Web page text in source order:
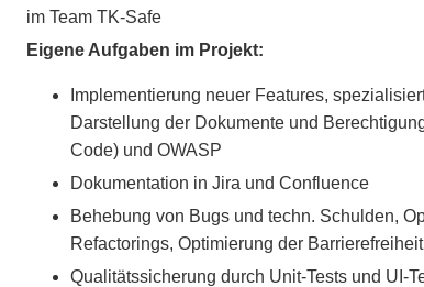
im Team TK-Safe
Eigene Aufgaben im Projekt:
Implementierung neuer Features,
Darstellung der Dokumente und
Code) und OWASP
Dokumentation in Jira und Confluence
Behebung von Bugs und techn. Schulden,
Refactorings, Optimierung der
Qualitätssicherung durch Unit-Tests und UI-